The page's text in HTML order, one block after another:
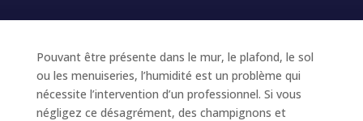
Pouvant être présente dans le mur, le plafond, le sol
ou les menuiseries, l’humidité est un problème qui
nécessite l’intervention d’un professionnel. Si vous
négligez ce désagrément, des champignons et